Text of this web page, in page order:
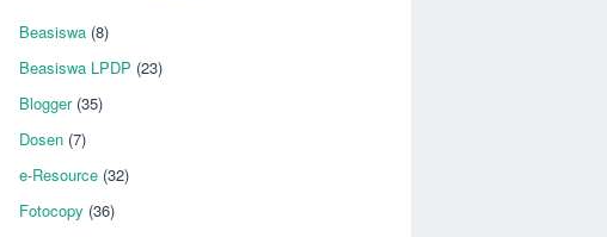
Beasiswa (8)
Beasiswa LPDP (23)
Blogger(35)
Dosen (7)
e-Resource (32)
Fotocopy (36)